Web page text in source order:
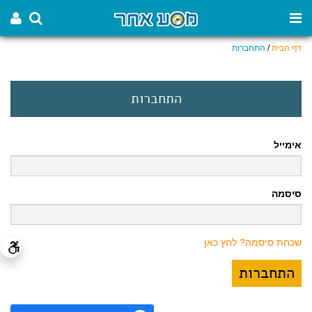
דף הבית/ התחברות
התחברות
אימייל
סיסמה
שכחת סיסמה? לחץ כאן